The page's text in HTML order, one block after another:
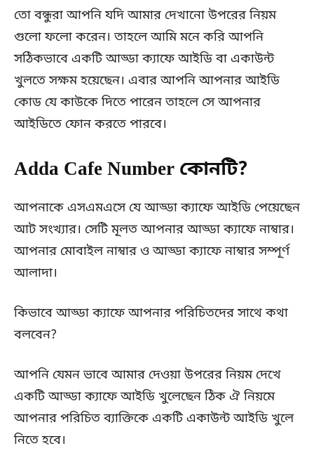
তো বন্ধুরা আপনি যদি আমার দেখানো উপরের নিয়ম
গুলো ফলো করেন। তাহলে আমি মনে করি আপনি
সঠিকভাবে একটি আড্ডা ক্যাফে আইডি বা একাউন্ট
খুলতে সক্ষম হয়েছেন। এবার আপনি আপনার আইডি
কোড যে কাউকে দিতে পারেন তাহলে সে আপনার
আইডিতে ফোন করতে পারবে।
Adda Cafe Number কোনটি?
আপনাকে এসএমএসে যে আড্ডা ক্যাফে আইডি পেয়েছেন
আট সংখ্যার। সেটি মূলত আপনার আড্ডা ক্যাফে নাম্বার।
আপনার মোবাইল নাম্বার ও আড্ডা ক্যাফে নাম্বার সম্পূর্ণ
আলাদা।
কিভাবে আড্ডা ক্যাফে আপনার পরিচিতদের সাথে কথা
বলবেন?
আপনি যেমন ভাবে আমার দেওয়া উপরের নিয়ম দেখে
একটি আড্ডা ক্যাফে আইডি খুলেছেন ঠিক ঐ নিয়মে
আপনার পরিচিত ব্যাক্তিকে একটি একাউন্ট আইডি খুলে
নিতে হবে।